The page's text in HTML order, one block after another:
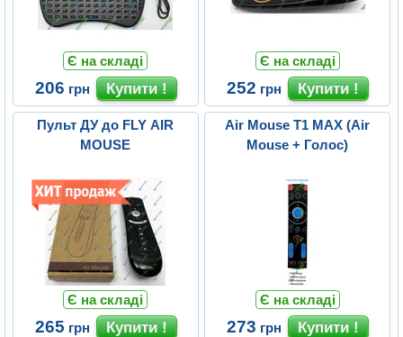
Є на складі
206 грн
Є на складі
252 грн
Пульт ДУ до FLY AIR
MOUSE
Є на складі
265 грн
Air Mouse T1 MAX (Air
Mouse + Голос)
Є на складі
273 грн